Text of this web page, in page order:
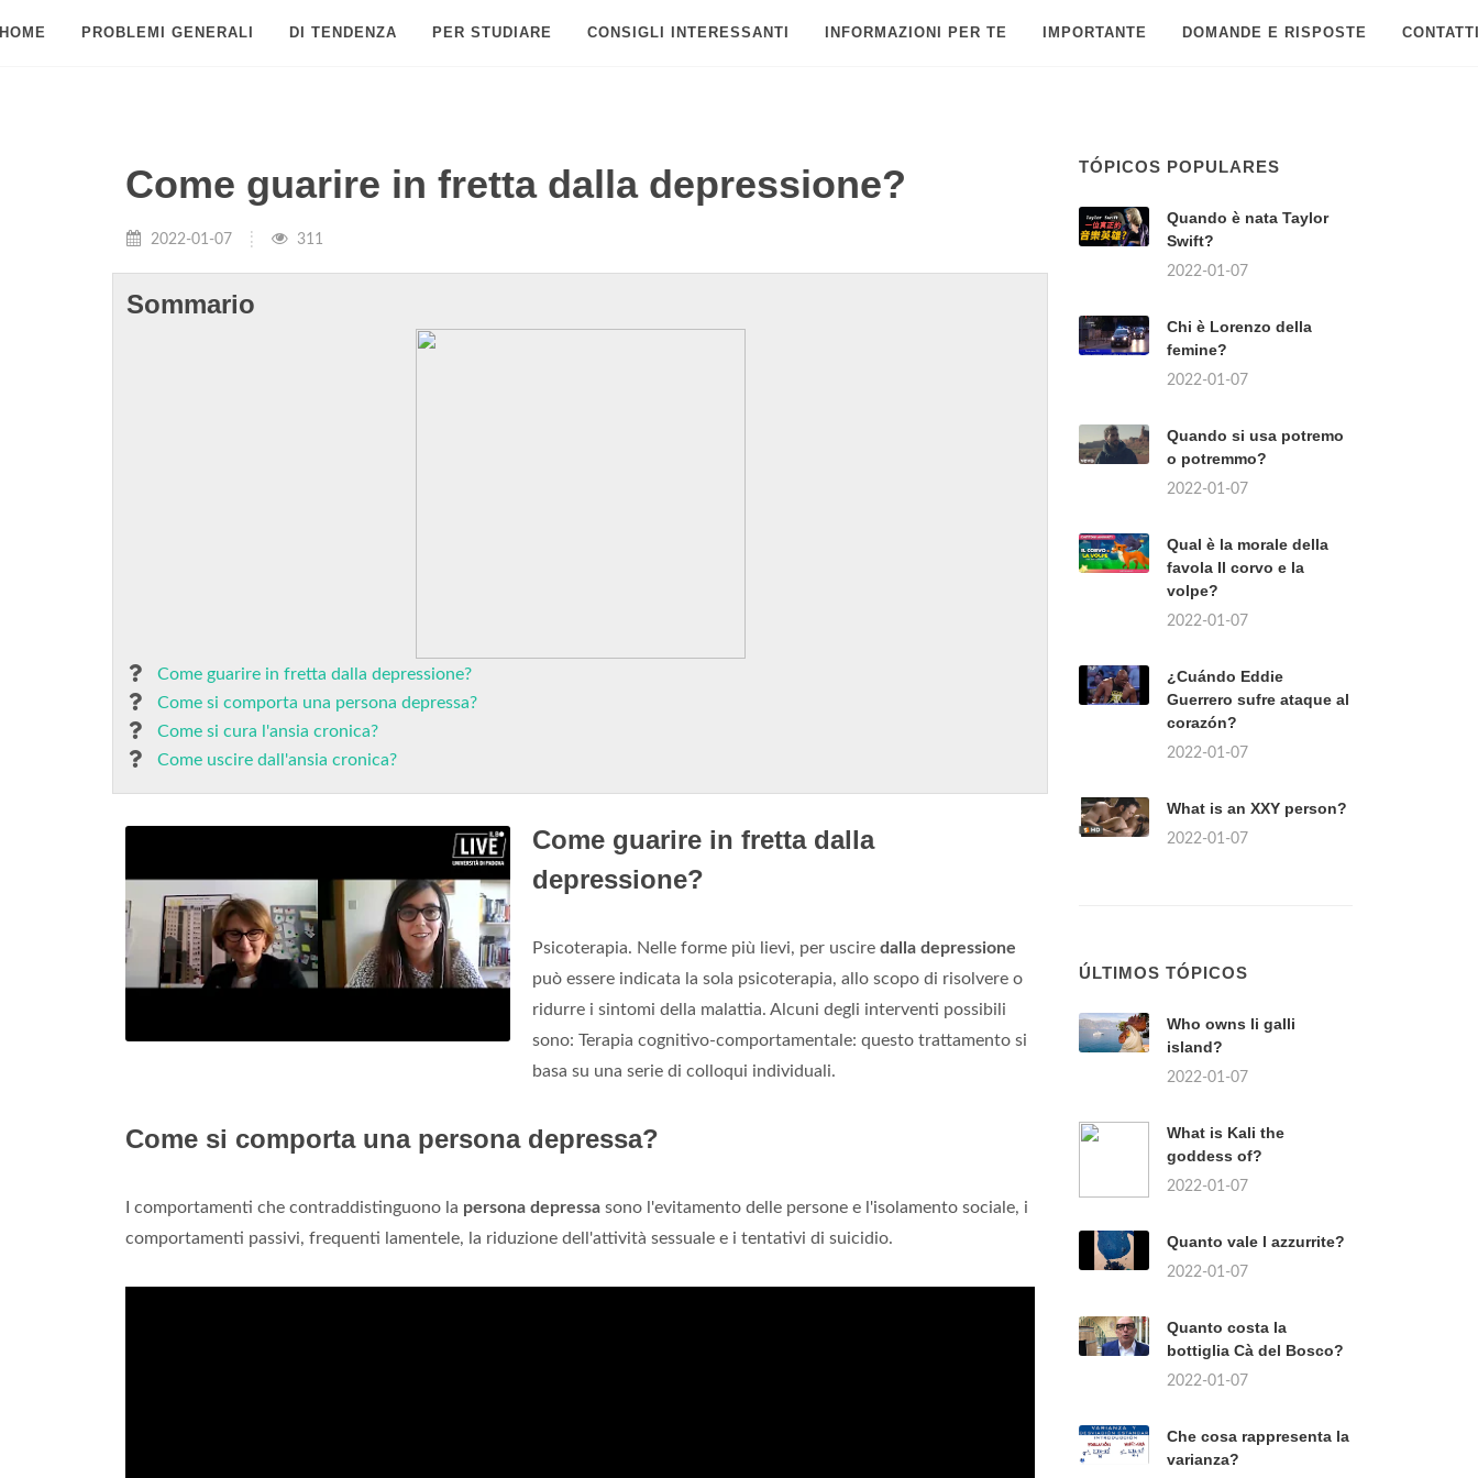
PROBLEMI GENERALI DI TENDENZA PER STUDIARE CONSIGLI INTERESSANTI INFORMAZIONI PER TE IMPORTANTE DOMANDE E RISPOSTE
Come guarire in fretta dalla depressione?
2022-01-07 311
Sommario
Come guarire in fretta dalla depressione?
Come si comporta una persona depressa?
Come si cura l'ansia cronica?
Come uscire dall'ansia cronica?
Come guarire in fretta dalla
depressione?
Psicoterapia. Nelle forme più lievi, per uscire dalla depressione
può essere indicata la sola psicoterapia, allo scopo di risolvere o
ridurre i sintomi della malattia. Alcuni degli interventi possibili
sono: Terapia cognitivo-comportamentale: questo trattamento si
basa su una serie di colloqui individuali.
Come si comporta una persona depressa?
I comportamenti che contraddistinguono la persona depressa sono l'evitamento delle persone e l'isolamento sociale, i
comportamenti passivi, frequenti lamentele, la riduzione dell'attività sessuale e i tentativi di suicidio.
TÓPICOS POPULARES
Quando è nata Taylor
Swift?
2022-01-07
Chi è Lorenzo della
femine?
2022-01-07
Quando si usa potremo
o potremmo?
2022-01-07
Qual è la morale della
favola Il corvo e la
volpe?
2022-01-07
¿Cuándo Eddie
Guerrero sufre ataque al
corazón?
2022-01-07
What is an XXY person?
2022-01-07
ÚLTIMOS TÓPICOS
Who owns li galli
island?
2022-01-07
What is Kali the
goddess of?
2022-01-07
Quanto vale l azzurrite?
2022-01-07
Quanto costa la
bottiglia Cà del Bosco?
2022-01-07
Che cosa rappresenta la
varianza?